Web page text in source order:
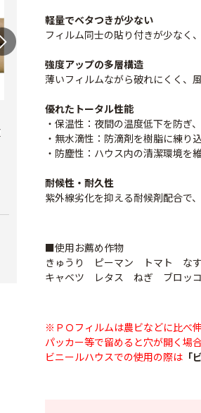
ビニールハウス補修
用テープ
PO穴あきト
幅210cm
軽量でベタつきが少ない
フィルム同士の貼り付きが少なく
強度アップの多層構造
薄いフィルムながら破れにくく、
優れたトータル性能
・保温性：夜間の温度低下を防ぎ
・無水滴性：防滴剤を樹脂に練り
・防塵性：ハウス内の清潔環境を
耐候性・耐久性
紫外線劣化を抑える耐候剤配合で
■使用お薦め作物
きゅうり ピーマン トマト な
キャベツ レタス ねぎ ブロッ
※ＰＯフィルムは農ビなどに比べ
パッカー等で留めると穴が開く場
ビニールハウスでの使用の際は 「